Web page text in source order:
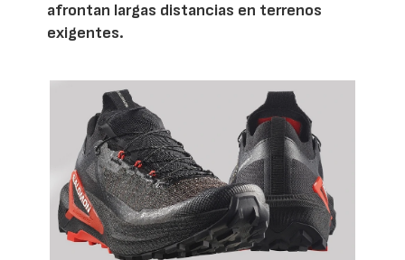
afrontan largas distancias en terrenos
exigentes.